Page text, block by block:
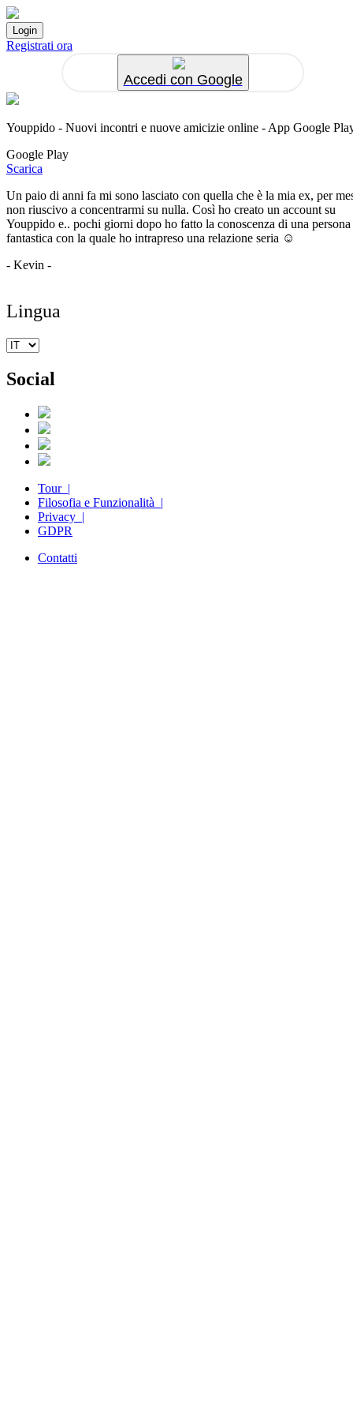
Registrati ora
Accedi con Google
Youppido - Nuovi incontri e nuove amicizie online - App Google
Google Play
Scarica
Un paio di anni fa mi sono lasciato con quella che è la mia ex, per
non riuscivo a concentrarmi su nulla. Così ho creato un account su
Youppido e.. pochi giorni dopo ho fatto la conoscenza di una persona
fantastica con la quale ho intrapreso una relazione seria ☺️
- Kevin -
Lingua
Social
Tour |
Filosofia e Funzionalità |
Privacy |
GDPR
Contatti